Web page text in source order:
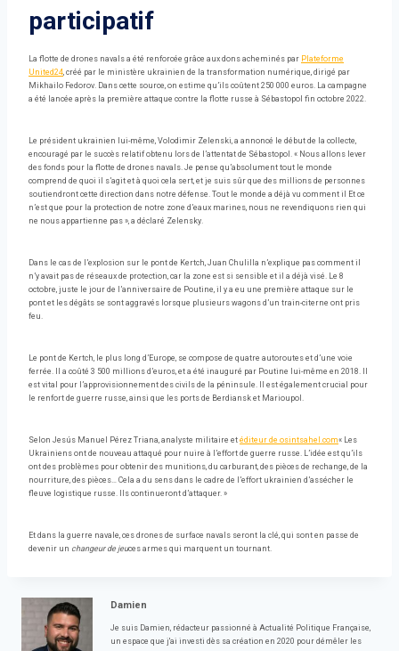
participatif
La flotte de drones navals a été renforcée grâce aux dons acheminés par Plateforme
United24, créé par le ministère ukrainien de la transformation numérique, dirigé par
Mikhailo Fedorov. Dans cette source, on estime qu’ils coûtent 250 000 euros. La campagne
a été lancée après la première attaque contre la flotte russe à Sébastopol fin octobre 2022.
Le président ukrainien lui-même, Volodimir Zelenski, a annoncé le début de la collecte,
encouragé par le succès relatif obtenu lors de l’attentat de Sébastopol. « Nous allons lever
des fonds pour la flotte de drones navals. Je pense qu’absolument tout le monde
comprend de quoi il s’agit et à quoi cela sert, et je suis sûr que des millions de personnes
soutiendront cette direction dans notre défense. Tout le monde a déjà vu comment il Et ce
n’est que pour la protection de notre zone d’eaux marines, nous ne revendiquons rien qui
ne nous appartienne pas », a déclaré Zelensky.
Dans le cas de l’explosion sur le pont de Kertch, Juan Chulilla n’explique pas comment il
n’y avait pas de réseaux de protection, car la zone est si sensible et il a déjà visé. Le 8
octobre, juste le jour de l’anniversaire de Poutine, il y a eu une première attaque sur le
pont et les dégâts se sont aggravés lorsque plusieurs wagons d’un train-citerne ont pris
feu.
Le pont de Kertch, le plus long d’Europe, se compose de quatre autoroutes et d’une voie
ferrée. Il a coûté 3 500 millions d’euros, et a été inauguré par Poutine lui-même en 2018. Il
est vital pour l’approvisionnement des civils de la péninsule. Il est également crucial pour
le renfort de guerre russe, ainsi que les ports de Berdiansk et Marioupol.
Selon Jesús Manuel Pérez Triana, analyste militaire et éditeur de osintsahel.com« Les
Ukrainiens ont de nouveau attaqué pour nuire à l’effort de guerre russe. L’idée est qu’ils
ont des problèmes pour obtenir des munitions, du carburant, des pièces de rechange, de la
nourriture, des pièces… Cela a du sens dans le cadre de l’effort ukrainien d’assécher le
fleuve logistique russe. Ils continueront d’attaquer. »
Et dans la guerre navale, ces drones de surface navals seront la clé, qui sont en passe de
devenir un changeur de jeuces armes qui marquent un tournant.
Damien
Je suis Damien, rédacteur passionné à Actualité Politique Française,
un espace que j'ai investi dès sa création en 2020 pour démêler les